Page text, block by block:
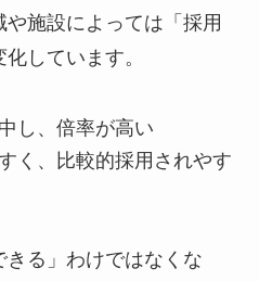
施設によっては「採用
しています。
し、倍率が高い
く、比較的採用されやす
る」わけではなくな